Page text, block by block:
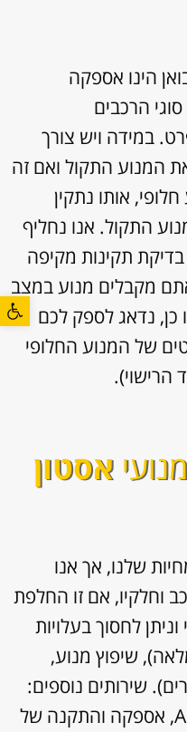
פתח
הינו אספקה
הרכבים
במידה ויש צורך
המנוע התקול ואם זה
אותו נתקין
התקול. אנו נחליף
בדיקת תקינות מקיפה
מקבלים מנוע במצב
כן, נדאג לספק לכם
של המנוע החלופי
הרישוי).
אסטון
שלנו, אך אנו
וחלקיו, אם זו החלפת
לחסוך בעלויות
שיפוץ מנוע,
שירותים נוספים:
החלפה / תיקון של יחידת ABS, אספקה והתקנה של